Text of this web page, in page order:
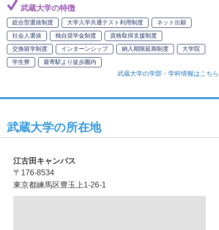
武蔵大学の特徴
総合型選抜制度 大学入学共通テスト利用制度
ネット出願
社会人選抜
独自奨学金制度
資格取得支援制度
交換留学制度
インターンシップ 納入期限延期制度
大学院
学生寮
最寄駅より徒歩圏内
武蔵大学の学部・学科情報はこちら
武蔵大学の所在地
江古田キャンパス
〒176-8534
東京都練馬区豊玉上1-26-1